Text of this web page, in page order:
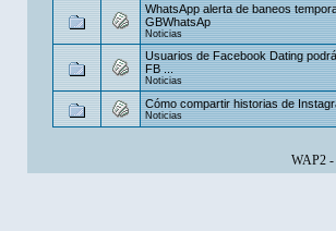
WhatsApp alerta de baneos
GBWhatsAp
Noticias
Usuarios de Facebook Dating
FB ...
Noticias
Cómo compartir historias de
Noticias
WAP2-